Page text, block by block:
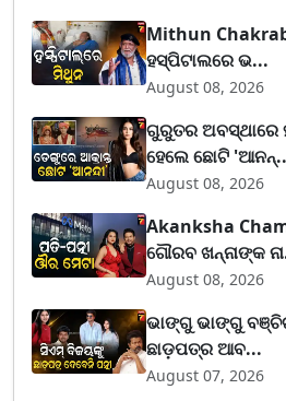
Mithun
ହସ୍ପିଟାଲରେ ଭ...
August 08, 2026
ଗୁରୁତର ଅବସ୍ଥାରେ
ହେଲେ ଛୋଟି
August 08, 2026
Akanksha
ଗୌରବ ଖନ୍ନାଙ୍କ
August 08, 2026
ଭାଙ୍ଗୁ ଭାଙ୍ଗୁ
ଛାଡ଼ପତ୍ର ଆବ...
August 07, 2026